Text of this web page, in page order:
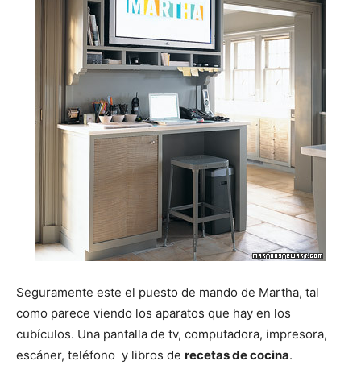
Seguramente este el puesto de mando de Martha, tal
como parece viendo los aparatos que hay en los
cubículos. Una pantalla de tv, computadora, impresora,
escáner, teléfono y libros de recetas de cocina.